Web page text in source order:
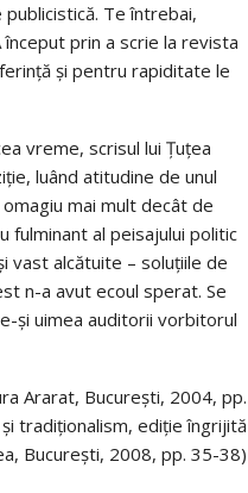
Te întrebai,
prin a scrie la revista
și pentru rapiditate le
vreme, scrisul lui Țuțea
luând atitudine de unul
mai mult decât de
fulminant al peisajului politic
vast alcătuite – soluțiile de
n-a avut ecoul sperat. Se
și uimea auditorii vorbitorul
Ararat, București, 2004, pp.
tradiționalism, ediție îngrijită
București, 2008, pp. 35-38)